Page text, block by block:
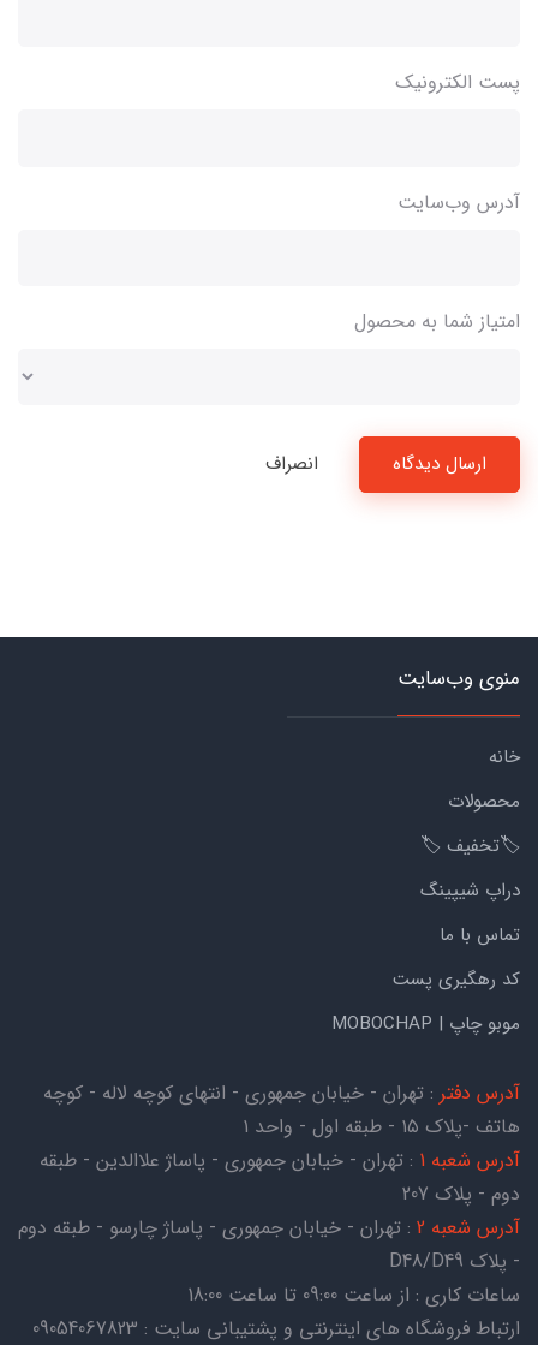
پست الکترونیک
آدرس وب‌سایت
امتیاز شما به محصول
ارسال دیدگاه انصراف
منوی وب‌سایت
خانه
محصولات
🏷️تخفیف 🏷️
دراپ شیپینگ
تماس با ما
کد رهگیری پست
موبو چاپ | MOBOCHAP
آدرس دفتر : تهران - خیابان جمهوری - انتهای کوچه لاله - کوچه
هاتف -پلاک ۱۵ - طبقه اول - واحد ۱
آدرس شعبه 1
: تهران - خیابان جمهوری - پاساژ علاالدین - طبقه
دوم - پلاک 207
آدرس شعبه 2
: تهران - خیابان جمهوری - پاساژ چارسو - طبقه دوم
- پلاک D48/D49
ساعات کاری : از ساعت 09:00 تا ساعت 18:00
ارتباط فروشگاه های اینترنتی و پشتیبانی سایت : 09054067823